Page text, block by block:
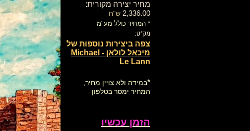
מחיר יצירה מקורית:
2,336.00 ש"ח
* המחיר כולל מע"מ
מק"ט:
צפה ביצירות נוספות של
מיכאל לולאן - Michael
Le Lann
*במידה ולא צויין מחיר,
המחיר ימסר בטלפון
הזמן עכשיו